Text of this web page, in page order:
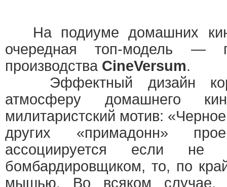
На подиуме домашних
очередная топ-модель —
производства CineVersum.
Эффектный дизайн
атмосферу домашнего
милитаристский мотив:
других «примадонн»
ассоциируется если не
бомбардировщиком, то, по
мышью. Во всяком случае,